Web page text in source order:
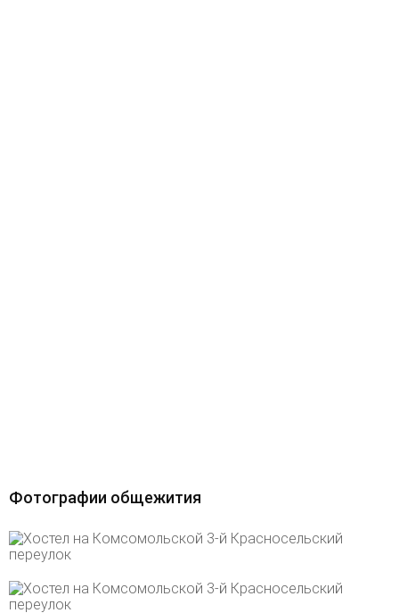
Фотографии общежития